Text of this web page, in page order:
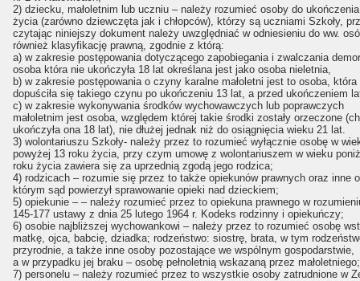
2) dziecku, małoletnim lub uczniu – należy rozumieć osoby do
życia (zarówno dziewczęta jak i chłopców), którzy są uczniami Szkoły,
czytając niniejszy dokument należy uwzględniać w odniesieniu do ww.
również klasyfikację prawną, zgodnie z którą:
a) w zakresie postępowania dotyczącego zapobiegania i zwalczania
osoba która nie ukończyła 18 lat określana jest jako osoba nieletnia,
b) w zakresie postępowania o czyny karalne małoletni jest to osoba, która
dopuściła się takiego czynu po ukończeniu 13 lat, a przed ukończeniem
c) w zakresie wykonywania środków wychowawczych lub poprawczych
małoletnim jest osoba, względem której takie środki zostały orzeczone
ukończyła ona 18 lat), nie dłużej jednak niż do osiągnięcia wieku 21 lat.
3) wolontariuszu Szkoły- należy przez to rozumieć wyłącznie osobę w
powyżej 13 roku życia, przy czym umowę z wolontariuszem w wieku
roku życia zawiera się za uprzednią zgodą jego rodzica;
4) rodzicach – rozumie się przez to także opiekunów prawnych oraz inne
którym sąd powierzył sprawowanie opieki nad dzieckiem;
5) opiekunie – – należy rozumieć przez to opiekuna prawnego w
145-177 ustawy z dnia 25 lutego 1964 r. Kodeks rodzinny i opiekuńczy;
6) osobie najbliższej wychowankowi – należy przez to rozumieć osobę
matkę, ojca, babcię, dziadka; rodzeństwo: siostrę, brata, w tym
przyrodnie, a także inne osoby pozostające we wspólnym gospodarstwie,
a w przypadku jej braku – osobę pełnoletnią wskazaną przez małoletniego;
7) personelu – należy rozumieć przez to wszystkie osoby zatrudnione w